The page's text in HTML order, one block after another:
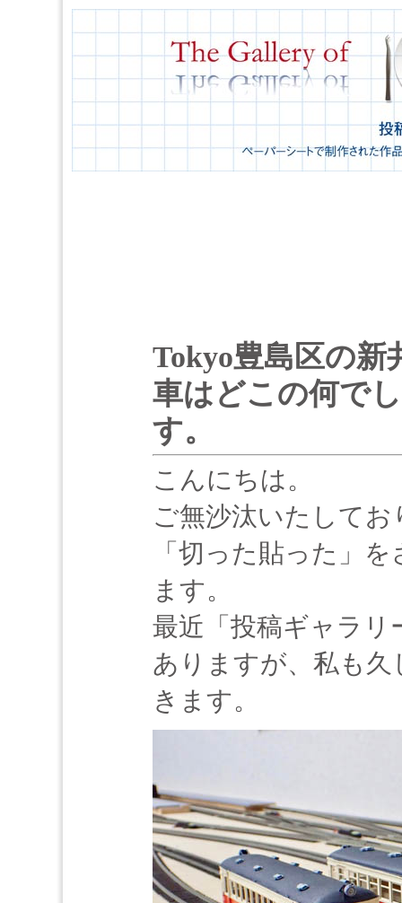
Tokyo豊島区の新
車はどこの何で
す。
こんにちは。
ご無沙汰いたして
「切った貼った」
ます。
最近「投稿ギャラリ
ありますが、私も
きます。